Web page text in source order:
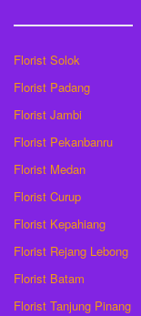
Florist Solok
Florist Padang
Florist Jambi
Florist Pekanbanru
Florist Medan
Florist Curup
Florist Kepahiang
Florist Rejang Lebong
Florist Batam
Florist Tanjung Pinang